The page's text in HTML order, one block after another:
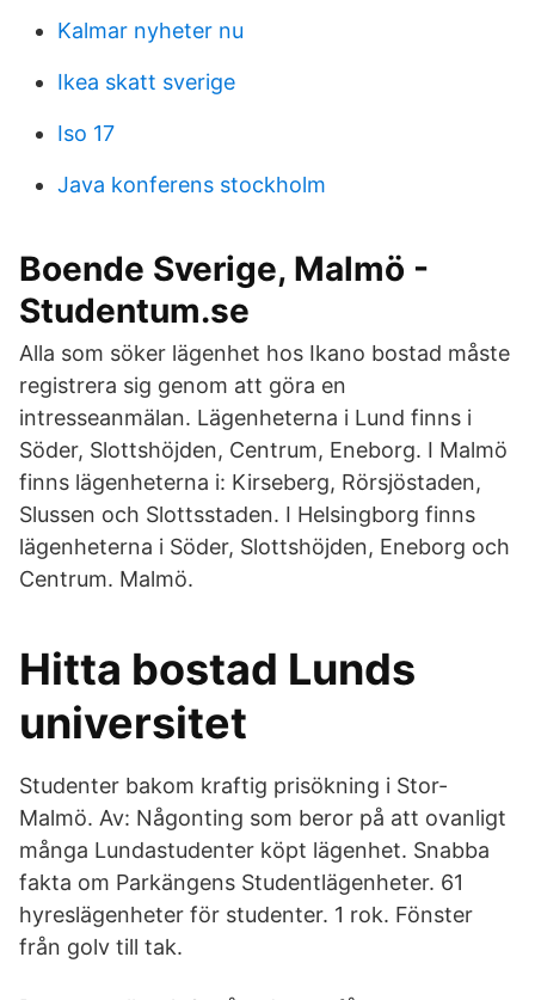
Kalmar nyheter nu
Ikea skatt sverige
Iso 17
Java konferens stockholm
Boende Sverige, Malmö -
Studentum.se
Alla som söker lägenhet hos Ikano bostad måste
registrera sig genom att göra en
intresseanmälan. Lägenheterna i Lund finns i
Söder, Slottshöjden, Centrum, Eneborg. I Malmö
finns lägenheterna i: Kirseberg, Rörsjöstaden,
Slussen och Slottsstaden. I Helsingborg finns
lägenheterna i Söder, Slottshöjden, Eneborg och
Centrum. Malmö.
Hitta bostad Lunds
universitet
Studenter bakom kraftig prisökning i Stor-
Malmö. Av: Någonting som beror på att ovanligt
många Lundastudenter köpt lägenhet. Snabba
fakta om Parkängens Studentlägenheter. 61
hyreslägenheter för studenter. 1 rok. Fönster
från golv till tak.